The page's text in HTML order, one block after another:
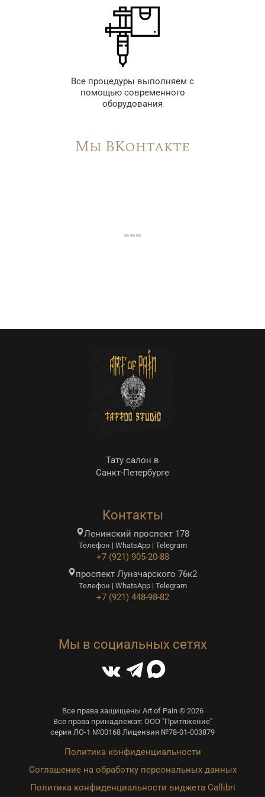
Все процедуры выполняем с
помощью современного
оборудования
Мы ВКонтакте
Тату салон в
Санкт-Петербурге
Контакты
Ленинский проспект 178
Телефон | WhatsApp | Telegram
+7 (921) 905-20-88
проспект Луначарского 76к2
Телефон | WhatsApp | Telegram
+7 (921) 448-98-82
Мы в социальных сетях
Все права защищены Art of Pain © 2026
Все права принадлежат: ООО "Притяжение"
серия ЛО-1 №00168 Лицензия №78-01-003879
Политика конфиденциальности
Соглашение на обработку персональных данных
Политика конфиденциальности виджета Callibri